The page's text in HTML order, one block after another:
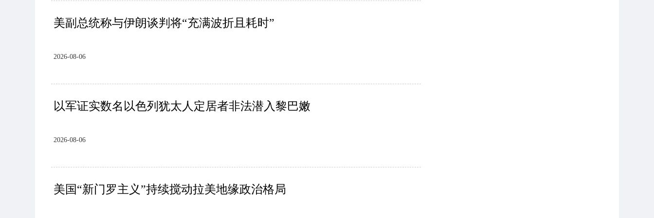
美副总统称与伊朗谈判将“充满波折且耗时”
2026-08-06
以军证实数名以色列犹太人定居者非法潜入黎巴嫩
2026-08-06
美国“新门罗主义”持续搅动拉美地缘政治格局